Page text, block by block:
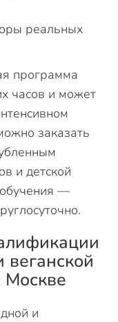
реальных
программа
часов и может
заказать
и детской
—
веганской
Москве
и